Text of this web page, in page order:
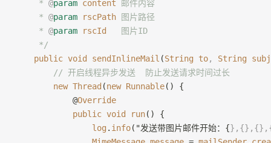
     *
@param content 邮件内容
     *
@param rscPath 图片路径
     *
@param rscId
   图片ID
     */
    public
void sendInlineMail (String to, String
        // 开启线程异步发送  防止发送请求时间过长
        new
Thread (new Runnable() {
            @
Override
            public
void run() {
                log
. info("发送带图片邮件开始：{